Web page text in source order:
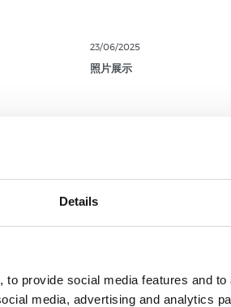
Details
provide social media features and
media, advertising and analytics
23/06/2025
照片展示